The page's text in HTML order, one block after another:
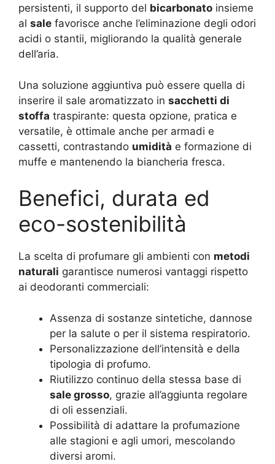
persistenti, il supporto del bicarbonato insieme
al sale favorisce anche l’eliminazione degli odori
acidi o stantii, migliorando la qualità generale
dell’aria.
Una soluzione aggiuntiva può essere quella di
inserire il sale aromatizzato in sacchetti di
stoffa traspirante: questa opzione, pratica e
versatile, è ottimale anche per armadi e
cassetti, contrastando umidità e formazione di
muffe e mantenendo la biancheria fresca.
Benefici, durata ed
eco-sostenibilità
La scelta di profumare gli ambienti con metodi
naturali garantisce numerosi vantaggi rispetto
ai deodoranti commerciali:
Assenza di sostanze sintetiche, dannose
per la salute o per il sistema respiratorio.
Personalizzazione dell’intensità e della
tipologia di profumo.
Riutilizzo continuo della stessa base di
sale grosso, grazie all’aggiunta regolare
di oli essenziali.
Possibilità di adattare la profumazione
alle stagioni e agli umori, mescolando
diversi aromi.